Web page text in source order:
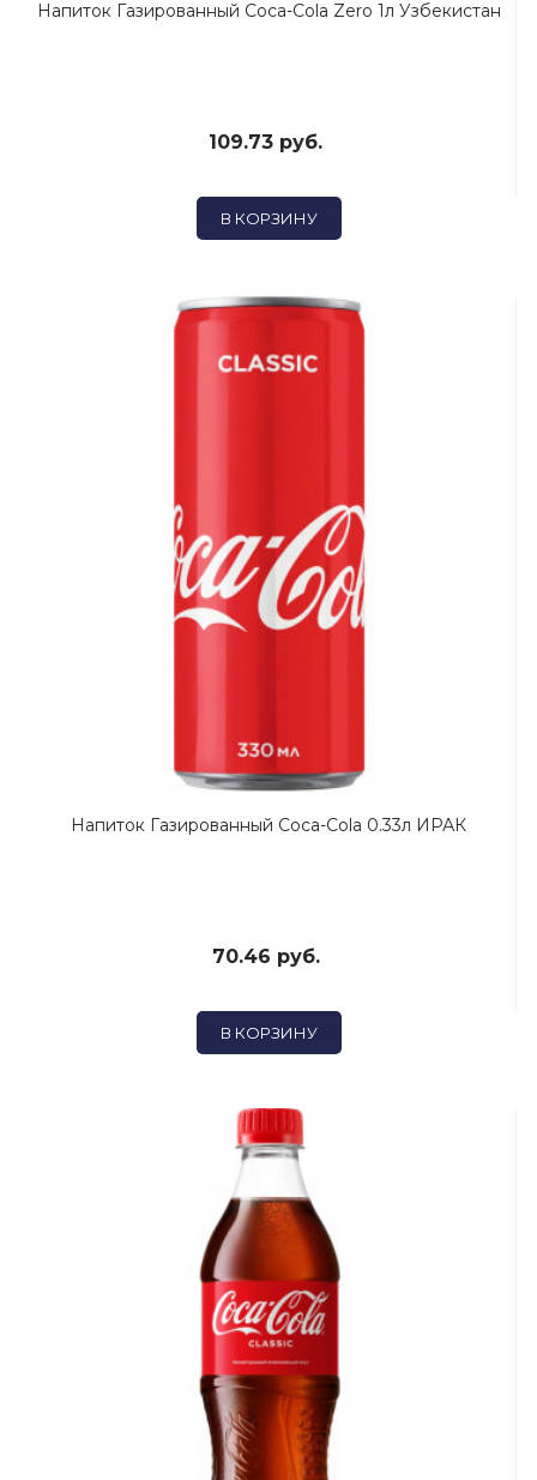
Напиток Газированный Coca-Cola Zero 1л Узбекистан
109.73 руб.
В КОРЗИНУ
Напиток Газированный Coca-Cola 0.33л ИРАК
70.46 руб.
В КОРЗИНУ